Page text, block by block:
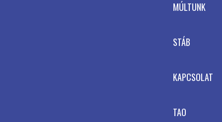
MÚLTUNK
STÁB
KAPCSOLAT
TAO